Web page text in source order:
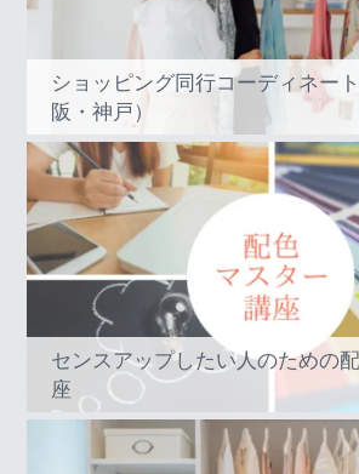
ショッピング同行コーディネー
阪・神戸）
センスアップしたい人のための
座